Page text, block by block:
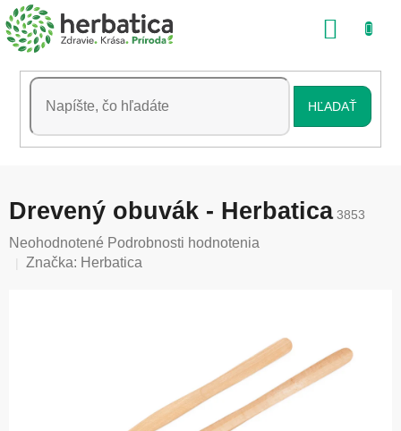
Prejsť
na
obsah
HĽADAŤ
Drevený obuvák - Herbatica 3853
Priemerné
hodnotenie
Neohodnotené Podrobnosti hodnotenia
Značka: Herbatica